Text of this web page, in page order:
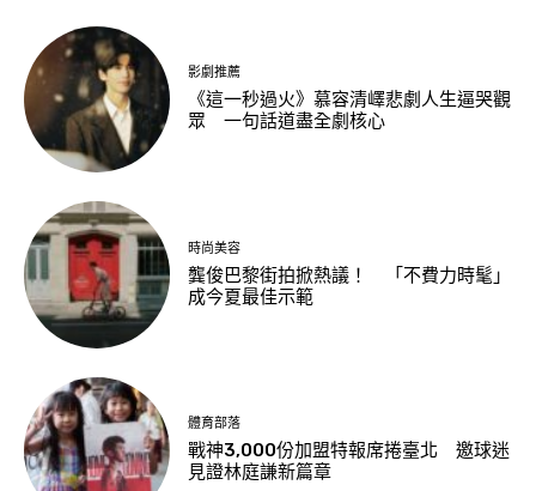
影劇推薦
《這一秒過火》慕容清嶧悲劇人生逼哭觀
眾 一句話道盡全劇核心
時尚美容
龔俊巴黎街拍掀熱議！ 「不費力時髦」
成今夏最佳示範
體育部落
戰神3,000份加盟特報席捲臺北 邀球迷
見證林庭謙新篇章